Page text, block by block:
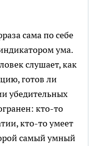
сама по себе
ума.
слушает, как
готов ли
убедительных
кто-то
кто-то умеет
самый умный